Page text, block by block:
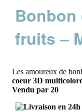
Bonbon
fruits –
Les amoureux de
coeur 3D
Vendu par 20